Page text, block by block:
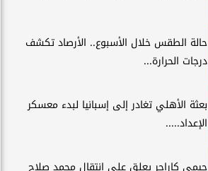
حالة الطقس خلال الأسبوع.. الأرصاد تكشف
درجات الحرارة...
بعثة الأهلي تغادر إلى إسبانيا لبدء معسكر
الإعداد.....
جيمي كاراجر يعلق على انتقال محمد صلاح